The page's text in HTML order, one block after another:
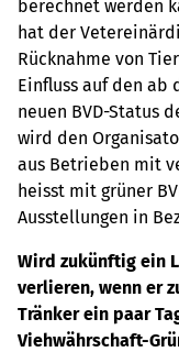
berechnet werden
hat der
Rücknahme von
Einfluss auf den ab
neuen BVD-Status
wird den
aus Betrieben mit
heisst mit grüner
Ausstellungen in
Wird zukünftig ein
verlieren, wenn er
Tränker ein paar
Viehwährschaft-